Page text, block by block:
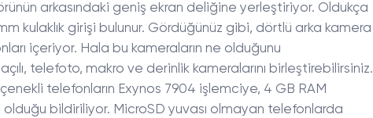
arkasındaki geniş ekran deliğine yerleştiriyor. Oldukça
kulaklık girişi bulunur. Gördüğünüz gibi, dörtlü arka kamera
içeriyor. Hala bu kameraların ne olduğunu
telefoto, makro ve derinlik kameralarını birleştirebilirsiniz.
telefonların Exynos 7904 işlemciye, 4 GB RAM
bildiriliyor. MicroSD yuvası olmayan telefonlarda